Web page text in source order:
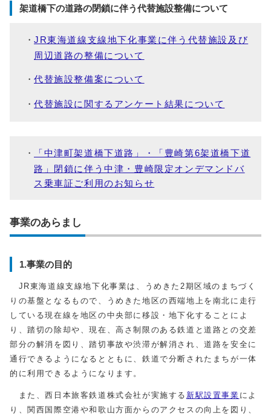
架道橋下の道路の閉鎖に伴う代替施設整備について
JR東海道線支線地下化事業に伴う代替施設及び
周辺道路の整備について
代替施設整備案について
代替施設に関するアンケート結果について
「中津町架道橋下道路」・「豊崎第6架道橋下道
路」閉鎖に伴う中津・豊崎限定オンデマンドバ
ス乗車証ご利用のお知らせ
事業のあらまし
1.事業の目的
JR東海道線支線地下化事業は、うめきた2期区域のまちづく
りの基盤となるもので、うめきた地区の西端地上を南北に走行
している現在線を地区の中央部に移設・地下化することによ
り、踏切の除却や、現在、高さ制限のある鉄道と道路との交差
部分の解消を図り、踏切事故や渋滞が解消され、道路を安全に
通行できるようになるとともに、鉄道で分断されたまちが一体
的に利用できるようになります。
また、西日本旅客鉄道株式会社が実施する 新駅設置事業 によ
り、関西国際空港や和歌山方面からのアクセスの向上を図り、